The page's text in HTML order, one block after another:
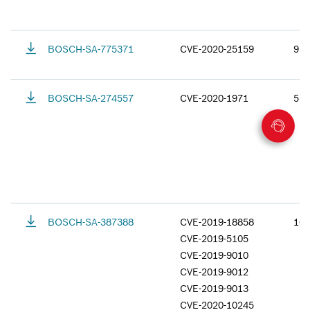
BOSCH-SA-775371 CVE-2020-25159 9.8
BOSCH-SA-274557 CVE-2020-1971 5.9
BOSCH-SA-387388
CVE-2019-18858
CVE-2019-5105
CVE-2019-9010
CVE-2019-9012
CVE-2019-9013
CVE-2020-10245